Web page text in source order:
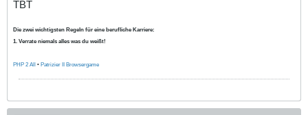
TBT
Die zwei wichtigsten Regeln für eine berufliche Karriere:
1. Verrate niemals alles was du weißt!
PHP 2 All • Patrizier II Browsergame